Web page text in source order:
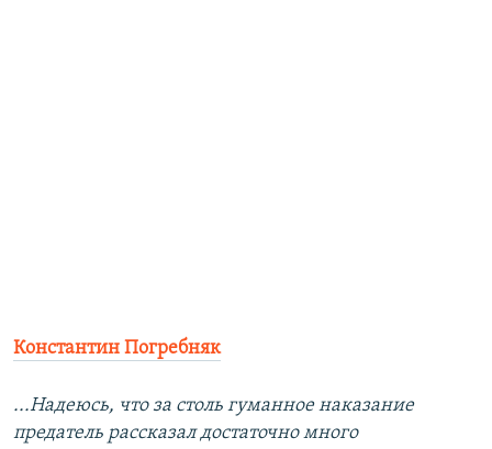
Константин Погребняк
...Надеюсь, что за столь гуманное наказание
предатель рассказал достаточно много